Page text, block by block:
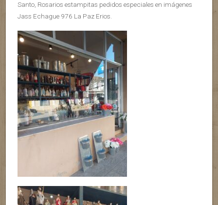
Santo, Rosarios estampitas pedidos especiales en imágenes
Jass Echague 976 La Paz Erios.